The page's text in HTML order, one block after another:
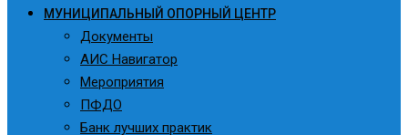
МУНИЦИПАЛЬНЫЙ ОПОРНЫЙ ЦЕНТР
Документы
АИС Навигатор
Мероприятия
ПФДО
Банк лучших практик